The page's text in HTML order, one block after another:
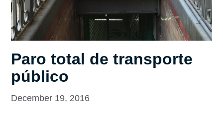
Paro total de transporte
público
December 19, 2016